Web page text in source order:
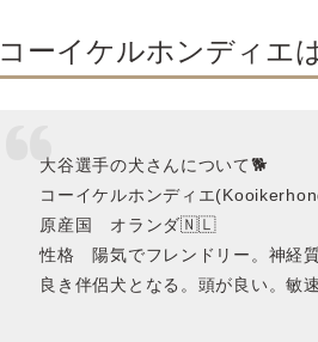
コーイケルホンディエ
大谷選手の犬さんについて🐕
コーイケルホンディエ
原産国 オランダ🇳🇱
性格 陽気でフレンドリー。神経
良き伴侶犬となる。頭が良い。敏